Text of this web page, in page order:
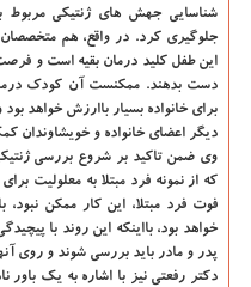
شناسایی جهش های ژنتیكی مربوط
جلوگیری كرد. در واقع، هم متخصصان
این طفل كلید درمان بقیه است و
دست بدهند. ممكنست آن كودك
برای خانواده بسیار باارزش خواهد
دیگر اعضای خانواده و خویشاوندان
وی ضمن تاكید بر شروع بررسی ژنتیكی
كه از نمونه فرد مبتلا به معلولیت
فوت فرد مبتلا، این كار ممكن
خواهد بود، بااینكه این روند با
پدر و مادر باید بررسی شوند و روی
دكتر رفعتی نیز با اشاره به یك